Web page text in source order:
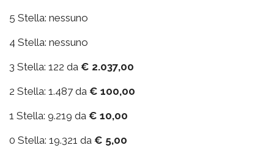
5 Stella: nessuno
4 Stella: nessuno
3 Stella: 122 da € 2.037,00
2 Stella: 1.487 da € 100,00
1 Stella: 9.219 da € 10,00
0 Stella: 19.321 da € 5,00